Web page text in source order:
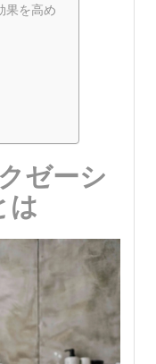
果を高め
ゼーシ
は